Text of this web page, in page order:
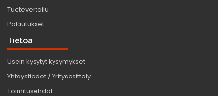
Tuotevertailu
Palautukset
Tietoa
Usein kysytyt kysymykset
Yhteystiedot / Yritysesittely
Toimitusehdot